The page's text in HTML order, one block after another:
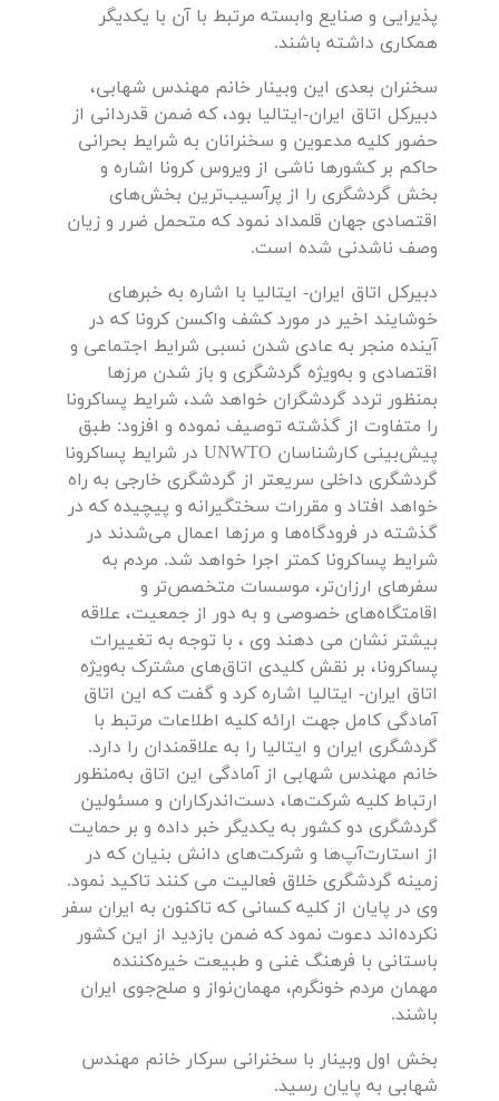
پذیرایی و صنایع وابسته مرتبط با آن با یکدیگر
همکاری داشته باشند.
سخنران بعدی این وبینار خانم مهندس شهابی،
دبیرکل اتاق ایران-ایتالیا بود، که ضمن قدردانی از
حضور کلیه مدعوین و سخنرانان به شرایط بحرانی
حاکم بر کشورها ناشی از ویروس کرونا اشاره و
بخش گردشگری را از پرآسیب‌ترین بخش‌های
اقتصادی جهان قلمداد نمود که متحمل ضرر و زیان
وصف ناشدنی شده است.
دبیرکل اتاق ایران- ایتالیا با اشاره به خبرهای
خوشایند اخیر در مورد کشف واکسن کرونا که در
آینده منجر به عادی شدن نسبی شرایط اجتماعی و
اقتصادی و به‌ویژه گردشگری و باز شدن مرزها
بمنظور تردد گردشگران خواهد شد، شرایط پساکرونا
را متفاوت از گذشته توصیف نموده و افزود: طبق
پیش‌بینی کارشناسان UNWTO در شرایط پساکرونا
گردشگری داخلی سریعتر از گردشگری خارجی به راه
خواهد افتاد و مقررات سختگیرانه و پیچیده که در
گذشته در فرودگاه‌ها و مرزها اعمال می‌شدند در
شرایط پساکرونا کمتر اجرا خواهد شد. مردم به
سفرهای ارزان‌تر، موسسات متخصص‌تر و
اقامتگاه‌های خصوصی و به دور از جمعیت، علاقه
بیشتر نشان می دهند وی ، با توجه به تغییرات
پساکرونا، بر نقش کلیدی اتاق‌های مشترک به‌ویژه
اتاق ایران- ایتالیا اشاره کرد و گفت که این اتاق
آمادگی کامل جهت ارائه کلیه اطلاعات مرتبط با
گردشگری ایران و ایتالیا را به علاقمندان را دارد.
خانم مهندس شهابی از آمادگی این اتاق به‌منظور
ارتباط کلیه شرکت‌ها، دست‌اندرکاران و مسئولین
گردشگری دو کشور به یکدیگر خبر داده و بر حمایت
از استارت‌آپ‌ها و شرکت‌های دانش بنیان که در
زمینه گردشگری خلاق فعالیت می کنند تاکید نمود.
وی در پایان از کلیه کسانی که تاکنون به ایران سفر
نکرده‌اند دعوت نمود که ضمن بازدید از این کشور
باستانی با فرهنگ غنی و طبیعت خیره‌کننده
مهمان مردم خونگرم، مهمان‌نواز و صلح‌جوی ایران
باشند.
بخش اول وبینار با سخنرانی سرکار خانم مهندس
شهابی به پایان رسید.